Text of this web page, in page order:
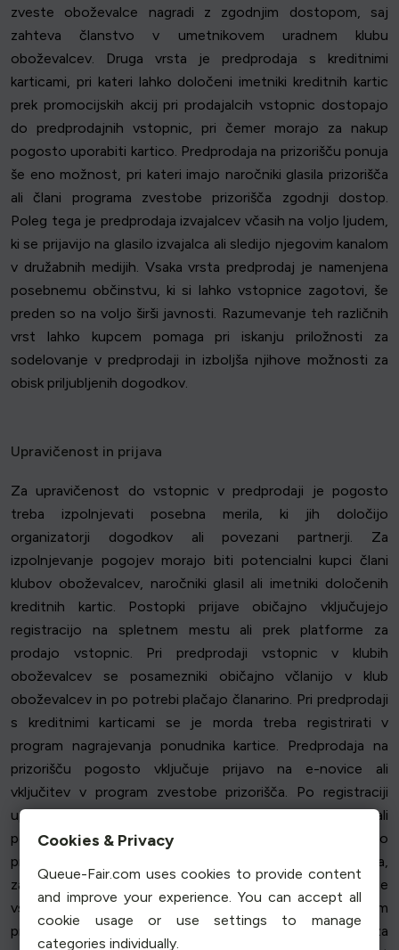
zveste oboževalce nagradi z zgodnjim dostopom, saj
zahteva članstvo v umetnikovem uradnem klubu
oboževalcev. Druga vrsta je predprodaja s kreditnimi
karticami, pri kateri lahko določeni imetniki kreditnih kartic
prek promocijskih akcij pri prodajalcih vstopnic dostopajo
do predprodajnih vstopnic, pri čemer morajo za nakup
pogosto uporabiti kartico. Predprodaja na prizorišču ponuja
še eno možnost, pri kateri imajo naročniki glasila prizorišča
ali člani programa zvestobe prizorišča zgodnji dostop.
Poleg tega je predprodaja izvajalcev včasih na voljo ljudem,
ki se prijavijo na glasilo izvajalca ali sledijo njegovim kanalom
v družabnih medijih. Vsaka vrsta predprodaj je namenjena
posebnemu občinstvu, ki si lahko vstopnice zagotovi, še
preden so na voljo širši javnosti. Razumevanje teh različnih
vrst lahko kupcem pomaga pri iskanju priložnosti za
sodelovanje v predprodaji in izboljša njihove možnosti za
obisk priljubljenih dogodkov.
Upravičenost in prijava
Za upravičenost do vstopnic v predprodaji je pogosto
treba izpolnjevati posebna merila, ki jih določijo
organizatorji dogodkov ali povezani partnerji. Za
izpolnjevanje pogojev morajo biti potencialni kupci člani
klubov oboževalcev, naročniki glasil ali imetniki določenih
kreditnih kartic. Postopki prijave običajno vključujejo
registracijo na spletnem mestu ali prek platforme za
prodajo vstopnic. Pri predprodaji vstopnic v klubih
oboževalcev se posamezniki običajno včlanijo v klub
oboževalcev in po potrebi plačajo članarino. Pri predprodaji
s kreditnimi karticami se je morda treba registrirati v
program nagrajevanja ponudnika kartice. Predprodaja na
prizorišču pogosto vključuje prijavo na e-novice ali
vključitev v program zvestobe prizorišča. Po registraciji
upravičeni posamezniki običajno prejmejo kodo ali
povezavo za predprodajo, ki jim omogoča dostop do
predprodaje ob njenem začetku. Čas je ključnega pomena,
zato se je treba prijaviti dovolj zgodaj, da boste vse
vstopnice in potrebna pooblastila prejeli pred začetkom
predprodaje. S pripravljenostjo in razumevanjem zahtev za
Cookies & Privacy
Queue-Fair.com uses cookies to provide content
and improve your experience. You can accept all
cookie usage or use settings to manage
categories individually.